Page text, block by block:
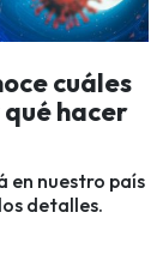
cuáles
hacer
en nuestro país
detalles.